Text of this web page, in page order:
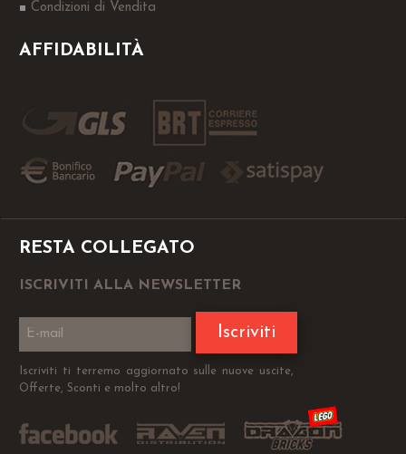
Condizioni di Vendita
AFFIDABILITÀ
RESTA COLLEGATO
ISCRIVITI ALLA NEWSLETTER
Iscriviti
Iscriviti ti terremo aggiornato sulle nuove uscite,
Offerte, Sconti e molto altro!